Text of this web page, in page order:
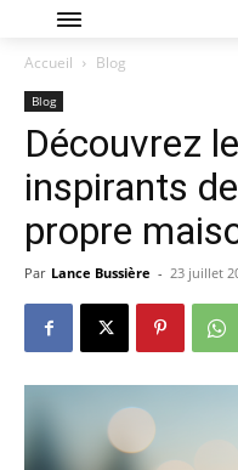
Accueil Blog
Blog
Découvrez
inspirants
propre
Par Lance Bussière - 23 juillet